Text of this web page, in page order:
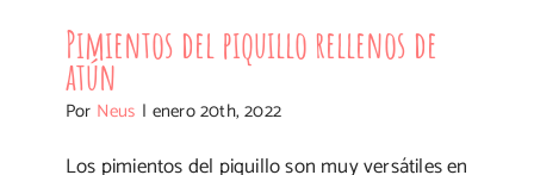
Pimientos del piquillo rellenos de
atún
Por Neus | enero 20th, 2022
Los pimientos del piquillo son muy versátiles en